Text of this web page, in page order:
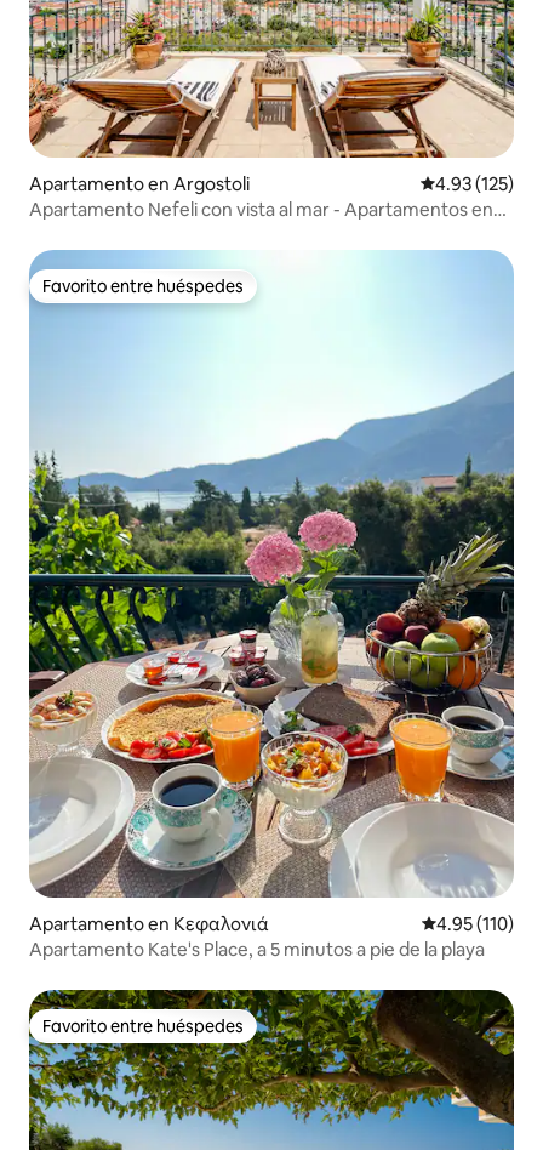
Apartamento en Argostoli Calificación
4.93 (125)
Apartamento Nefeli con vista al mar - Apartamentos en
Favorito entre huéspedes
Favorito entre huéspedes
Apartamento en Κεφαλονιά Calificación
4.95 (110)
Apartamento Kate's Place, a 5 minutos a pie de la playa
Favorito entre huéspedes
Favorito entre huéspedes